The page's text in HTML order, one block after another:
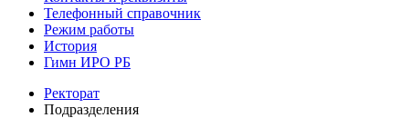
Телефонный справочник
Режим работы
История
Гимн ИРО РБ
Ректорат
Подразделения